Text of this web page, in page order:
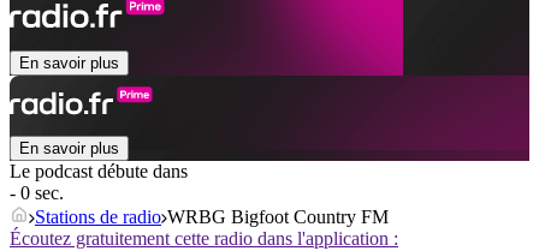
En savoir plus
En savoir plus
Le podcast débute dans
- 0 sec.
Stations de radio WRBG Bigfoot Country FM
Écoutez gratuitement cette radio dans l'application :